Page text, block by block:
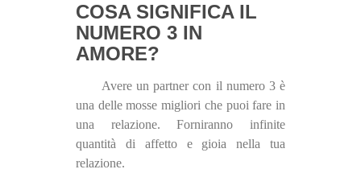
COSA SIGNIFICA IL
NUMERO 3 IN
AMORE?
Avere un partner con il numero 3 è
una delle mosse migliori che puoi fare in
una relazione. Forniranno infinite
quantità di affetto e gioia nella tua
relazione.